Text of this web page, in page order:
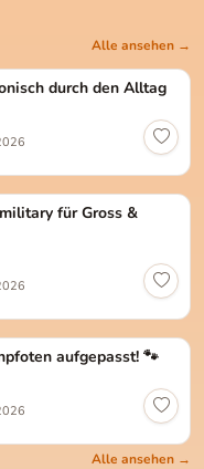
Alle ansehen →
durch den Alltag
für Gross &
aufgepasst! 🐾
Alle ansehen →